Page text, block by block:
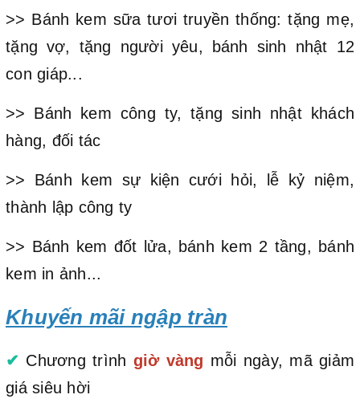
>> Bánh kem sữa tươi truyền thống: tặng mẹ,
tặng vợ, tặng người yêu, bánh sinh nhật 12
con giáp...
>> Bánh kem công ty, tặng sinh nhật khách
hàng, đối tác
>> Bánh kem sự kiện cưới hỏi, lễ kỷ niệm,
thành lập công ty
>> Bánh kem đốt lửa, bánh kem 2 tầng, bánh
kem in ảnh...
Khuyến mãi ngập tràn
✔ Chương trình giờ vàng mỗi ngày, mã giảm
giá siêu hời